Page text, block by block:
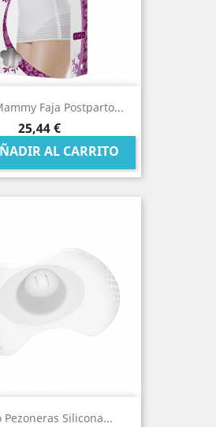
Faja Postparto...
Precio
25,44 €
AL CARRITO
Pezoneras Silicona...